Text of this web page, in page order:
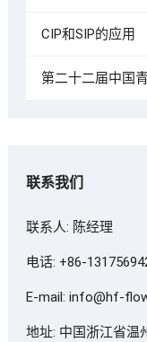
CIP和SIP的应用
第二十二届中国
联系我们
联系人: 陈经理
电话: +86-
E-mail: info@hf-
地址: 中国浙江省温